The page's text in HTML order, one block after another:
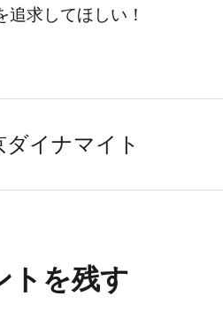
追求してほしい！
ダイナマイト
トを残す